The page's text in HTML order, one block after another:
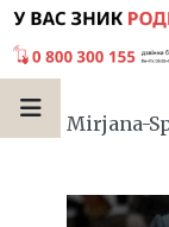
Mirjana-